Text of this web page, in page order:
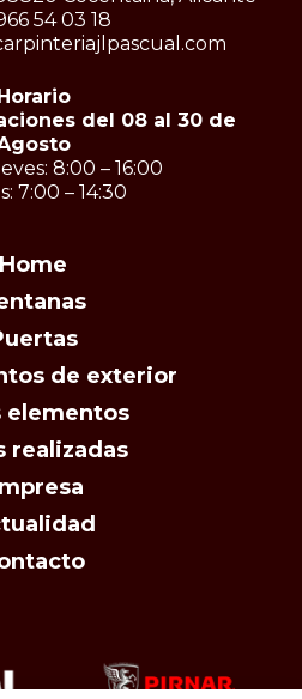
54 03 18
del 08 al 30 de
8:00 – 16:00
7:00 – 14:30
Home
de exterior
elementos
realizadas